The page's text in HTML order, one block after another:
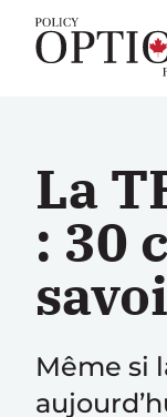
La
: 30
Même si